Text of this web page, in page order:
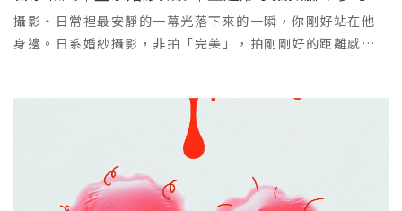
大約在90-110公分。如果更高可以考慮租借一般拍照禮服或
雞尾酒服；如果更小的小女生服裝就需要自備唷！選擇昆
全套貼心服務 ｜ 明星級歡樂引導帶長輩出門、帶毛孩棚拍、
或是挺著孕肚會緊張嗎？別擔心！昆娜擁有專屬門市助理替
妳打理與提醒所有預約排程～拍攝現場由專業攝影團隊歡樂
引導，教你們擺拍、逗你們微笑，長輩不尷尬、毛孩不失
控、媽咪最安心，只要帶著放鬆的心情就好囉！📸 專屬故事
唷！Q：我有預算考量，希望可以抓在$XXXXX，可以嗎？
A：可以喔！一樣是來店裡請顧問規劃，看有哪些內容慢慢討
方案內的禮服都有包含全區手工單品的婚紗禮服，拍照手工
單品是1F一整個區域的禮服可以挑選；宴客手工單品是3F一
整層樓的婚紗可供挑選唷！禮服數量可以說是非常多！因此
不用擔心挑不到喜歡的禮服。若對於禮服有要求設計或質感
的貴賓，我們也有提供「2F國際品牌區」，裡面蒐羅了昆娜
VIEW MORE
＋
攝影‧日常裡最安靜的一幕光落下來的一瞬，你剛好站在他
身邊。日系婚紗攝影，非拍「完美」，拍剛剛好的距離感。
光在午後慢慢移動，時間彷彿被放慢，留下的是兩個人最真
實的狀態。我們拍你低頭整理花束的瞬間、他伸出手卻還沒
握住的那一秒，那些說不出口的情感。一種很「鹽系」的
美。一點點甜膩、張揚，在多年後回看時，覺得心裡一暖。
Less pose, more feeling.Simple, calm, and